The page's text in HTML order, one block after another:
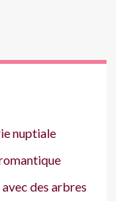
nuptiale
des arbres